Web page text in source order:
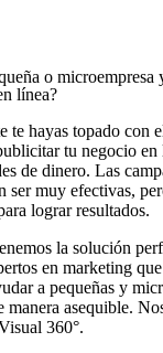
o microempresa
línea?
te hayas topado con
tu negocio en
de dinero. Las
ser muy efectivas,
lograr resultados.
la solución
en marketing
a pequeñas y
manera asequible.
360°.